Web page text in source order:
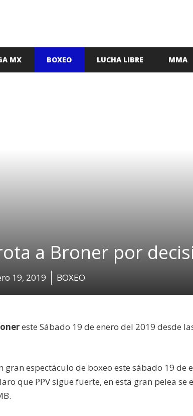
MX BOXEO LUCHA LIBRE MMA
a Broner por
19, 2019 BOXEO
este Sábado 19 de enero del 2019 desde
espectáculo de boxeo este sábado 19 de
que PPV sigue fuerte, en esta gran pelea se